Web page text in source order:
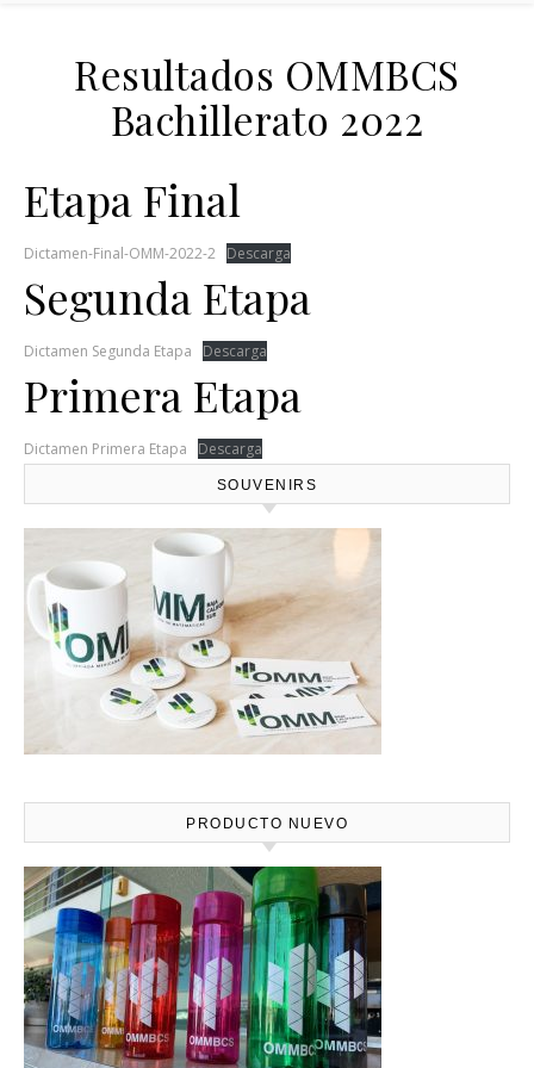
Resultados OMMBCS
Bachillerato 2022
Etapa Final
Dictamen-Final-OMM-2022-2 Descarga
Segunda Etapa
Dictamen Segunda Etapa Descarga
Primera Etapa
Dictamen Primera Etapa Descarga
SOUVENIRS
PRODUCTO NUEVO